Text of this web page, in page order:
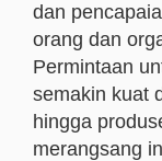
dan
orang dan
Permintaan
semakin kuat
hingga
merangsang